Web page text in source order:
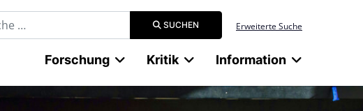
Suchbegriff eingeben
SUCHEN Erweiterte Suche
Forschung Kritik Information